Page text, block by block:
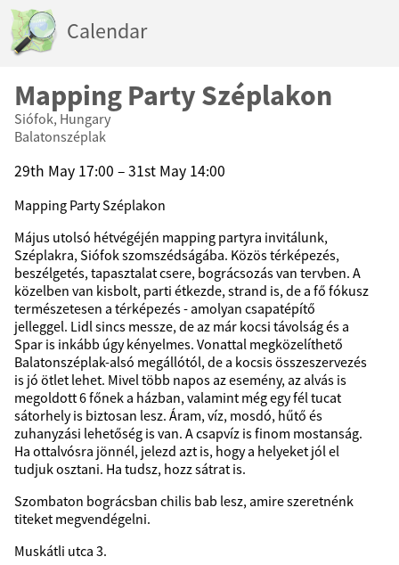
Calendar
Mapping Party Széplakon
Siófok, Hungary
Balatonszéplak
29th May 17:00 – 31st May 14:00
Mapping Party Széplakon
Május utolsó hétvégéjén mapping partyra invitálunk,
Széplakra, Siófok szomszédságába. Közös térképezés,
beszélgetés, tapasztalat csere, bográcsozás van tervben. A
közelben van kisbolt, parti étkezde, strand is, de a fő fókusz
természetesen a térképezés - amolyan csapatépítő
jelleggel. Lidl sincs messze, de az már kocsi távolság és a
Spar is inkább úgy kényelmes. Vonattal megközelíthető
Balatonszéplak-alsó megállótól, de a kocsis összeszervezés
is jó ötlet lehet. Mivel több napos az esemény, az alvás is
megoldott 6 főnek a házban, valamint még egy fél tucat
sátorhely is biztosan lesz. Áram, víz, mosdó, hűtő és
zuhanyzási lehetőség is van. A csapvíz is finom mostanság.
Ha ottalvósra jönnél, jelezd azt is, hogy a helyeket jól el
tudjuk osztani. Ha tudsz, hozz sátrat is.
Szombaton bográcsban chilis bab lesz, amire szeretnénk
titeket megvendégelni.
Muskátli utca 3.